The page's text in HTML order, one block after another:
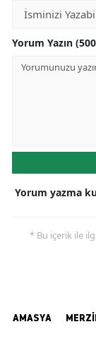
Yorum Yazın
Yorum yazma
* Bu içerik ile
AMASYA